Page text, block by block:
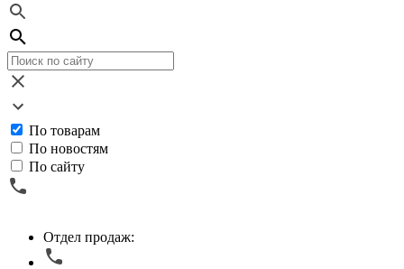
По товарам
По новостям
По сайту
Отдел продаж: